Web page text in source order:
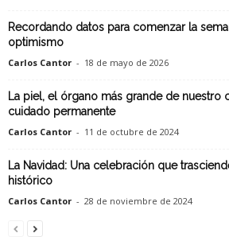
Recordando datos para comenzar la
optimismo
Carlos Cantor - 18 de mayo de 2026
La piel, el órgano más grande de nuestro
cuidado permanente
Carlos Cantor - 11 de octubre de 2024
La Navidad: Una celebración que
histórico
Carlos Cantor - 28 de noviembre de 2024